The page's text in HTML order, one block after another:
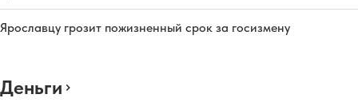
Ярославцу грозит пожизненный срок за госизмену
Деньги